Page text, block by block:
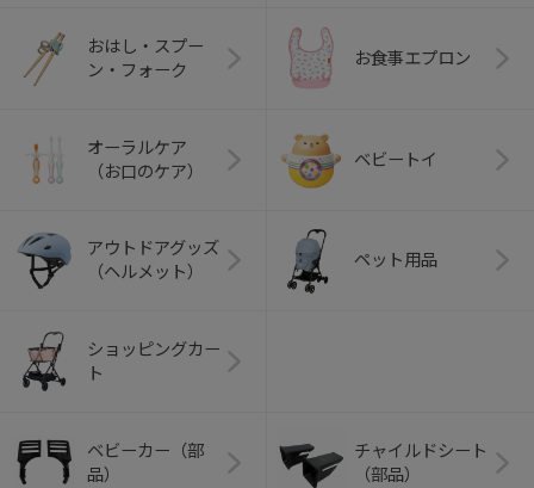
おはし・スプー
ン・フォーク
お食事エプロン
オーラルケア
（お口のケア）
ベビートイ
アウトドアグッズ
（ヘルメット）
ペット用品
ショッピングカー
ト
ベビーカー（部
品）
チャイルドシート
（部品）